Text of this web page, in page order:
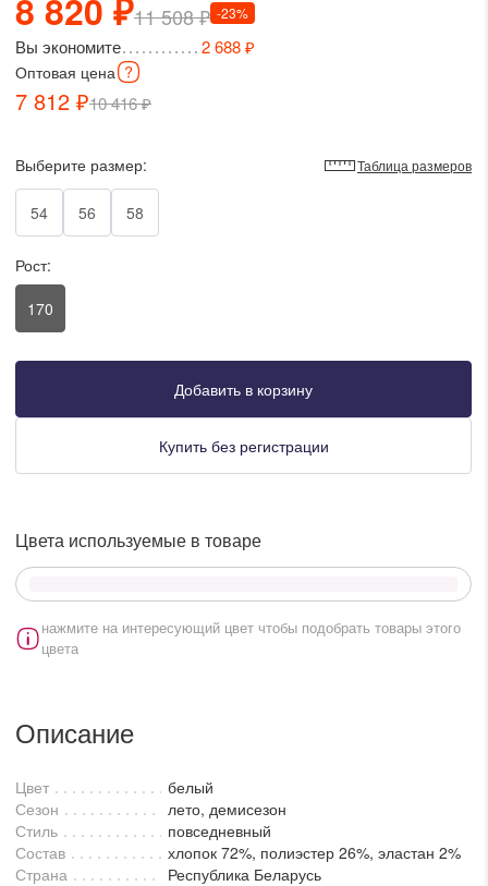
в WhatsApp
в Viber
в Telegram
в Max
колл-центра:
KZT RUB
11 508 ₽ -23%
8 820 ₽
Вы экономите 2 688 ₽
Оптовая цена
7 812 ₽10 416 ₽
Выберите размер: Таблица размеров
54 56 58
Рост:
170
Добавить в корзину
Купить без регистрации
Цвета используемые в товаре
нажмите на интересующий цвет чтобы подобрать товары этого
цвета
Описание
Цвет
белый
Сезон
лето, демисезон
Стиль
повседневный
Состав
хлопок 72%, полиэстер 26%, эластан 2%
Страна
Республика Беларусь